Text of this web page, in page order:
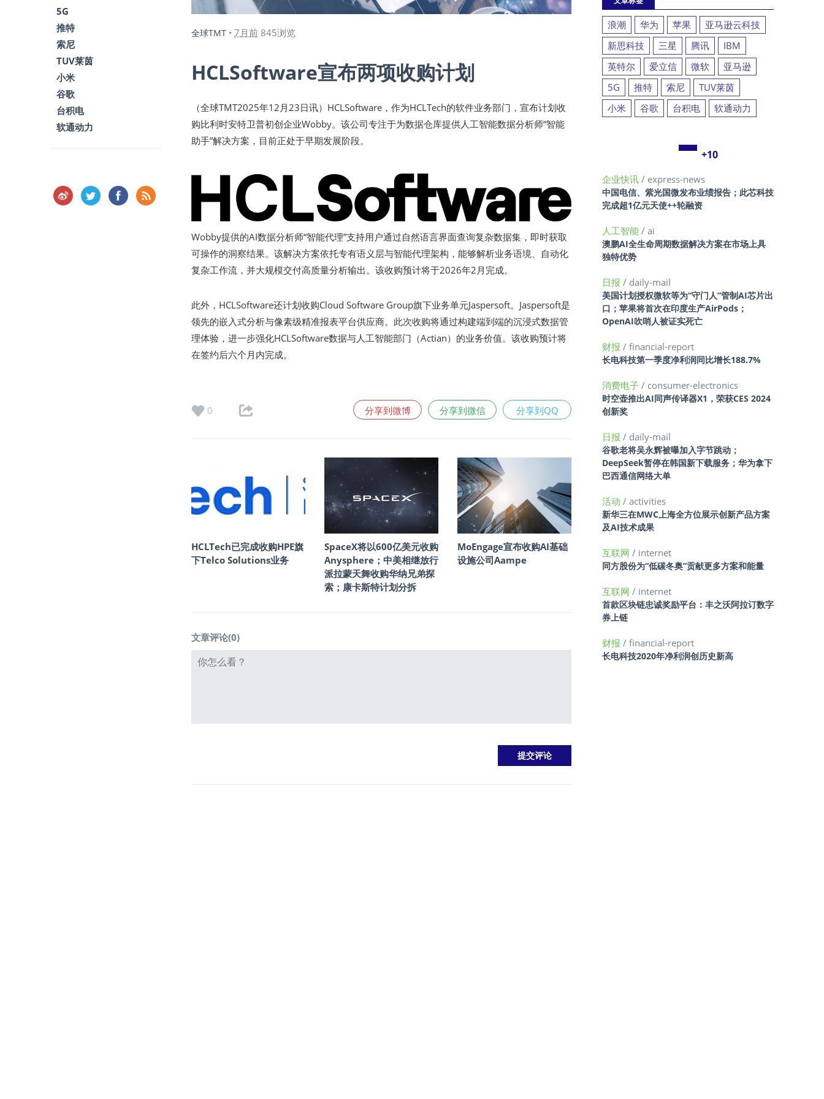
全球TMT • 7月前 845浏览
HCLSoftware宣布两项收购计划
（全球TMT2025年12月23日讯）HCLSoftware，作为HCLTech的软件业务部门，宣布计划收
购比利时安特卫普初创企业Wobby。该公司专注于为数据仓库提供人工智能数据分析师“智能
助手”解决方案，目前正处于早期发展阶段。
Wobby提供的AI数据分析师“智能代理”支持用户通过自然语言界面查询复杂数据集，即时获取
可操作的洞察结果。该解决方案依托专有语义层与智能代理架构，能够解析业务语境、自动化
复杂工作流，并大规模交付高质量分析输出。该收购预计将于2026年2月完成。
此外，HCLSoftware还计划收购Cloud Software Group旗下业务单元Jaspersoft。Jaspersoft是
领先的嵌入式分析与像素级精准报表平台供应商。此次收购将通过构建端到端的沉浸式数据管
理体验，进一步强化HCLSoftware数据与人工智能部门（Actian）的业务价值。该收购预计将
在签约后六个月内完成。
0 分享到微博 分享到微信 分享到QQ
HCLTech已完成收购HPE旗
下Telco Solutions业务
SpaceX将以600亿美元收购
Anysphere；中美相继放行
派拉蒙天舞收购华纳兄弟探
索；康卡斯特计划分拆
MoEngage宣布收购AI基础
设施公司Aampe
文章评论(0)
5G
推特
索尼
TUV莱茵
小米
谷歌
台积电
软通动力
浪潮 华为 苹果
亚马逊云科技
新思科技
三星 腾讯
IBM
英特尔
爱立信 微软
亚马逊
5G
推特 索尼
TUV莱茵
小米
谷歌 台积电 软通动力
+10
企业快讯 / express-news
中国电信、紫光国微发布业绩报告；此芯科技
完成超1亿元天使++轮融资
人工智能 / ai
澳鹏AI全生命周期数据解决方案在市场上具
独特优势
日报 / daily-mail
美国计划授权微软等为“守门人”管制AI芯片出
口；苹果将首次在印度生产AirPods；
OpenAI吹哨人被证实死亡
财报 / financial-report
长电科技第一季度净利润同比增长188.7%
消费电子 / consumer-electronics
时空壶推出AI同声传译器X1，荣获CES 2024
创新奖
日报 / daily-mail
谷歌老将吴永辉被曝加入字节跳动；
DeepSeek暂停在韩国新下载服务；华为拿下
巴西通信网络大单
活动 / activities
新华三在MWC上海全方位展示创新产品方案
及AI技术成果
互联网 / internet
同方股份为“低碳冬奥”贡献更多方案和能量
互联网 / internet
首款区块链忠诚奖励平台：丰之沃阿拉订数字
券上链
财报 / financial-report
长电科技2020年净利润创历史新高